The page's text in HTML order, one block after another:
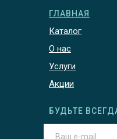
ГЛАВНАЯ
Каталог
О нас
Услуги
Акции
БУДЬТЕ